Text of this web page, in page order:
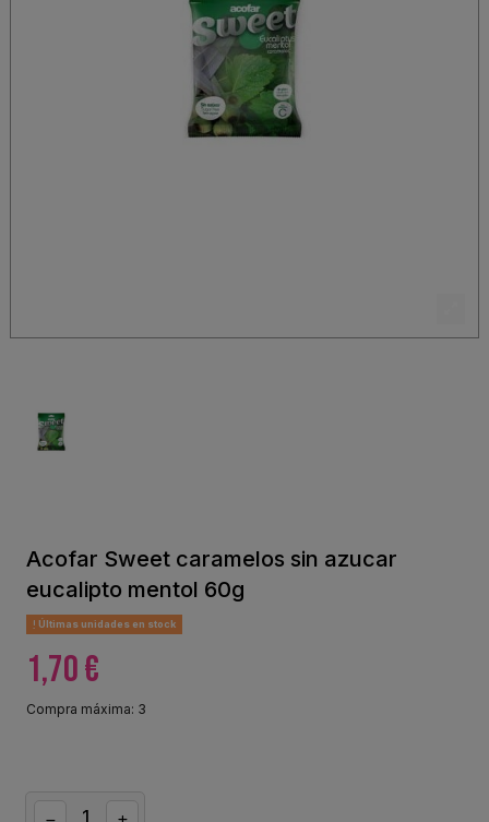
Acofar Sweet caramelos sin azucar
eucalipto mentol 60g
Últimas unidades en stock
1,70 €
Compra máxima: 3